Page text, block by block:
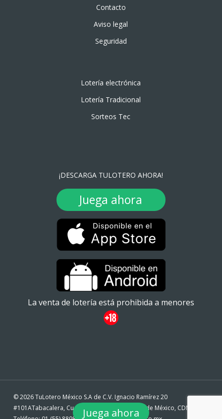
Contacto
Aviso legal
Seguridad
Lotería electrónica
Lotería Tradicional
Sorteos Tec
¡DESCARGA TULOTERO AHORA!
Juega ahora
La venta de lotería está prohibida a menores
© 2026 TuLotero México S.A de C.V. Ignacio Ramírez 20
#101ATabacalera, Cuauhtémoc, 06030 Ciudad de México, CDMX. -
Juega ahora